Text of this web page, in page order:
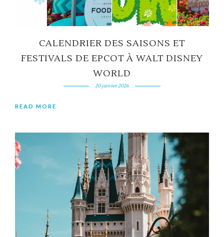
CALENDRIER DES SAISONS ET
FESTIVALS DE EPCOT À WALT DISNEY
WORLD
20 janvier 2026
READ MORE